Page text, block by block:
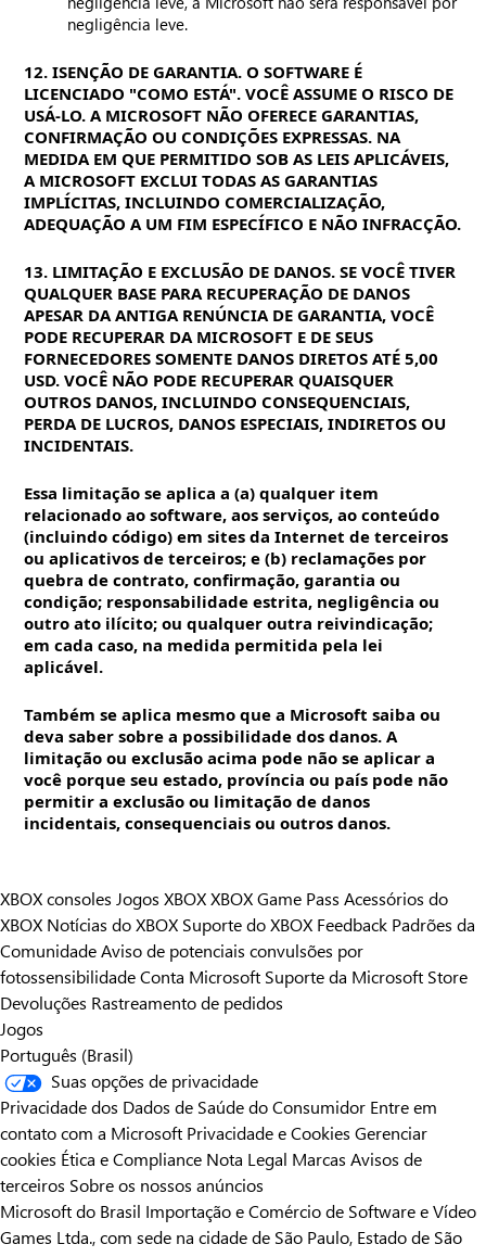
negligência leve.
12. ISENÇÃO DE GARANTIA. O SOFTWARE É
LICENCIADO "COMO ESTÁ". VOCÊ ASSUME O RISCO DE
USÁ-LO. A MICROSOFT NÃO OFERECE GARANTIAS,
CONFIRMAÇÃO OU CONDIÇÕES EXPRESSAS. NA
MEDIDA EM QUE PERMITIDO SOB AS LEIS APLICÁVEIS,
A MICROSOFT EXCLUI TODAS AS GARANTIAS
IMPLÍCITAS, INCLUINDO COMERCIALIZAÇÃO,
ADEQUAÇÃO A UM FIM ESPECÍFICO E NÃO INFRACÇÃO.
13. LIMITAÇÃO E EXCLUSÃO DE DANOS. SE VOCÊ TIVER
QUALQUER BASE PARA RECUPERAÇÃO DE DANOS
APESAR DA ANTIGA RENÚNCIA DE GARANTIA, VOCÊ
PODE RECUPERAR DA MICROSOFT E DE SEUS
FORNECEDORES SOMENTE DANOS DIRETOS ATÉ 5,00
USD. VOCÊ NÃO PODE RECUPERAR QUAISQUER
OUTROS DANOS, INCLUINDO CONSEQUENCIAIS,
PERDA DE LUCROS, DANOS ESPECIAIS, INDIRETOS OU
INCIDENTAIS.
Essa limitação se aplica a (a) qualquer item
relacionado ao software, aos serviços, ao conteúdo
(incluindo código) em sites da Internet de terceiros
ou aplicativos de terceiros; e (b) reclamações por
quebra de contrato, confirmação, garantia ou
condição; responsabilidade estrita, negligência ou
outro ato ilícito; ou qualquer outra reivindicação;
em cada caso, na medida permitida pela lei
aplicável.
Também se aplica mesmo que a Microsoft saiba ou
deva saber sobre a possibilidade dos danos. A
limitação ou exclusão acima pode não se aplicar a
você porque seu estado, província ou país pode não
permitir a exclusão ou limitação de danos
incidentais, consequenciais ou outros danos.
XBOX consoles Jogos XBOXXBOX Game Pass Acessórios do
XBOX Notícias do XBOX Suporte do XBOX Feedback Padrões da
ComunidadeAviso de potenciais convulsões por
fotossensibilidadeConta Microsoft Suporte da Microsoft Store
Devoluções Rastreamento de pedidos
Jogos
Português (Brasil)
Suas opções de privacidade
Privacidade dos Dados de Saúde do Consumidor Entre em
contato com a Microsoft Privacidade e Cookies Gerenciar
cookies Ética e Compliance Nota Legal Marcas Avisos de
terceiros Sobre os nossos anúncios
Microsoft do Brasil Importação e Comércio de Software e Vídeo
Games Ltda., com sede na cidade de São Paulo, Estado de São